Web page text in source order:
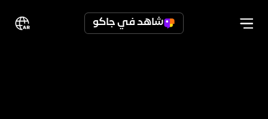
شاهد في جاكو